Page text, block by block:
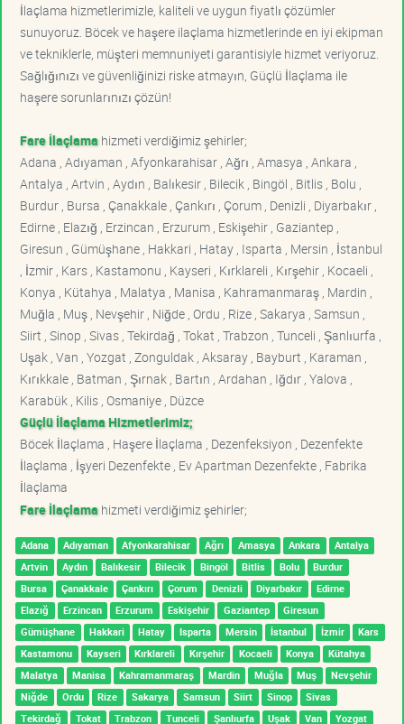
İlaçlama hizmetlerimizle, kaliteli ve uygun fiyatlı çözümler
sunuyoruz. Böcek ve haşere ilaçlama hizmetlerinde en iyi ekipman
ve tekniklerle, müşteri memnuniyeti garantisiyle hizmet veriyoruz.
Sağlığınızı ve güvenliğinizi riske atmayın, Güçlü İlaçlama ile
haşere sorunlarınızı çözün!
Fare İlaçlama hizmeti verdiğimiz şehirler;
Adana , Adıyaman , Afyonkarahisar , Ağrı , Amasya , Ankara ,
Antalya , Artvin , Aydın , Balıkesir , Bilecik , Bingöl , Bitlis , Bolu ,
Burdur , Bursa , Çanakkale , Çankırı , Çorum , Denizli , Diyarbakır ,
Edirne , Elazığ , Erzincan , Erzurum , Eskişehir , Gaziantep ,
Giresun , Gümüşhane , Hakkari , Hatay , Isparta , Mersin , İstanbul
, İzmir , Kars , Kastamonu , Kayseri , Kırklareli , Kırşehir , Kocaeli ,
Konya , Kütahya , Malatya , Manisa , Kahramanmaraş , Mardin ,
Muğla , Muş , Nevşehir , Niğde , Ordu , Rize , Sakarya , Samsun ,
Siirt , Sinop , Sivas , Tekirdağ , Tokat , Trabzon , Tunceli , Şanlıurfa ,
Uşak , Van , Yozgat , Zonguldak , Aksaray , Bayburt , Karaman ,
Kırıkkale , Batman , Şırnak , Bartın , Ardahan , Iğdır , Yalova ,
Karabük , Kilis , Osmaniye , Düzce
Güçlü İlaçlama Hizmetlerimiz;
Böcek İlaçlama , Haşere İlaçlama , Dezenfeksiyon , Dezenfekte
İlaçlama , İşyeri Dezenfekte , Ev Apartman Dezenfekte , Fabrika
İlaçlama
Fare İlaçlama hizmeti verdiğimiz şehirler;
Adana Adıyaman Afyonkarahisar Ağrı Amasya Ankara
Antalya
Artvin
Aydın Balıkesir Bilecik Bingöl Bitlis Bolu
Burdur
Bursa
Çanakkale Çankırı Çorum Denizli Diyarbakır
Edirne
Elazığ
Erzincan Erzurum Eskişehir Gaziantep
Giresun
Gümüşhane
Hakkari Hatay Isparta Mersin İstanbul İzmir
Kars
Kastamonu
Kayseri Kırklareli Kırşehir Kocaeli Konya
Kütahya
Malatya
Manisa Kahramanmaraş Mardin Muğla Muş
Nevşehir
Niğde
Ordu Rize Sakarya Samsun Siirt Sinop
Sivas
Tekirdağ
Tokat Trabzon Tunceli Şanlıurfa Uşak Van Yozgat